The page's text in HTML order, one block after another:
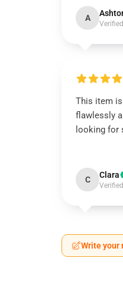
A
This item
flawlessly
looking for
C Clara
Write your